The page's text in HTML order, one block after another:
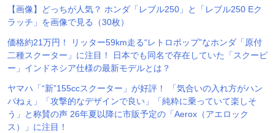
【画像】どっちが人気？ ホンダ「レブル250」と「レブル250 Eク
ラッチ」を画像で見る（30枚）
価格約21万円！ リッター59km走る“レトロポップ”なホンダ「原付
二種スクーター」に注目！ 日本でも同名で存在していた「スクーピ
ー」インドネシア仕様の最新モデルとは？
ヤマハ「“新”155ccスクーター」が好評！ 「気合いの入れ方がハン
パねぇ」「攻撃的なデザインで良い」「純粋に乗っていて楽しそ
う」と称賛の声 26年夏以降に市販予定の「Aerox（アエロック
ス）」に注目！